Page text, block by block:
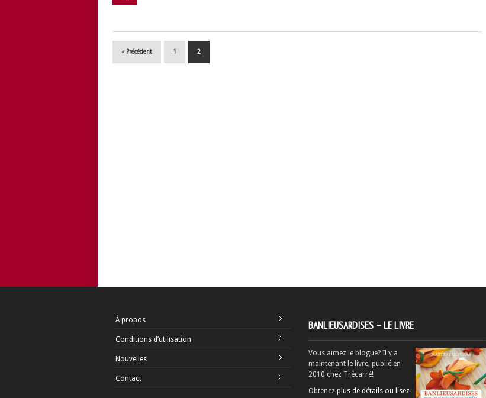
« Précédent 1 2
À propos
Conditions d’utilisation
Nouvelles
Contact
BANLIEUSARDISES – LE LIVRE
Vous aimez le blogue? Il y a
maintenant le livre, publié en
2010 chez Trécarré!
Obtenez plus de détails ou lisez-